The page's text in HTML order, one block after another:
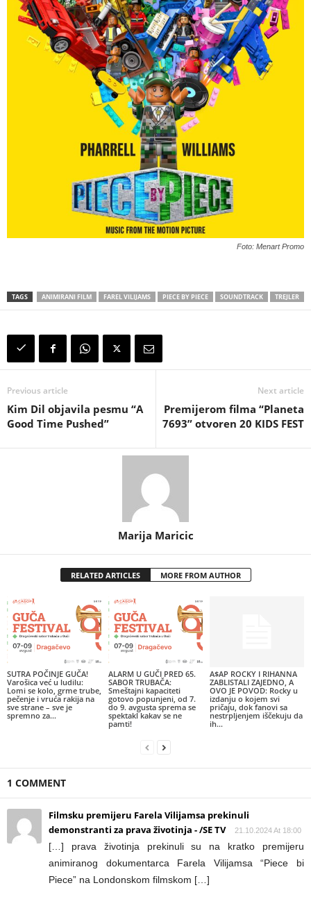
Foto: Menart Promo
TAGS ANIMIRANI FILM FAREL VILIJAMS PIECE BY PIECE SOUNDTRACK TREJLER
Previous article
Kim Dil objavila pesmu “A
Good Time Pushed”
Next article
Premijerom filma “Planeta
7693” otvoren 20 KIDS FEST
Marija Maricic
RELATED ARTICLES MORE FROM AUTHOR
SUTRA POČINJE GUČA!
Varošica već u ludilu:
Lomi se kolo, grme trube,
pečenje i vruća rakija na
sve strane – sve je
spremno za...
ALARM U GUČI PRED 65.
SABOR TRUBAČA:
Smeštajni kapaciteti
gotovo popunjeni, od 7.
do 9. avgusta sprema se
spektakl kakav se ne
pamti!
A$AP ROCKY I RIHANNA
ZABLISTALI ZAJEDNO, A
OVO JE POVOD: Rocky u
izdanju o kojem svi
pričaju, dok fanovi sa
nestrpljenjem iščekuju da
ih...
1 COMMENT
Filmsku premijeru Farela Vilijamsa prekinuli
demonstranti za prava životinja - /SE TV
21.10.2024 At 18:00
[…] prava životinja prekinuli su na kratko premijeru
animiranog dokumentarca Farela Vilijamsa “Piece bi
Piece” na Londonskom filmskom […]